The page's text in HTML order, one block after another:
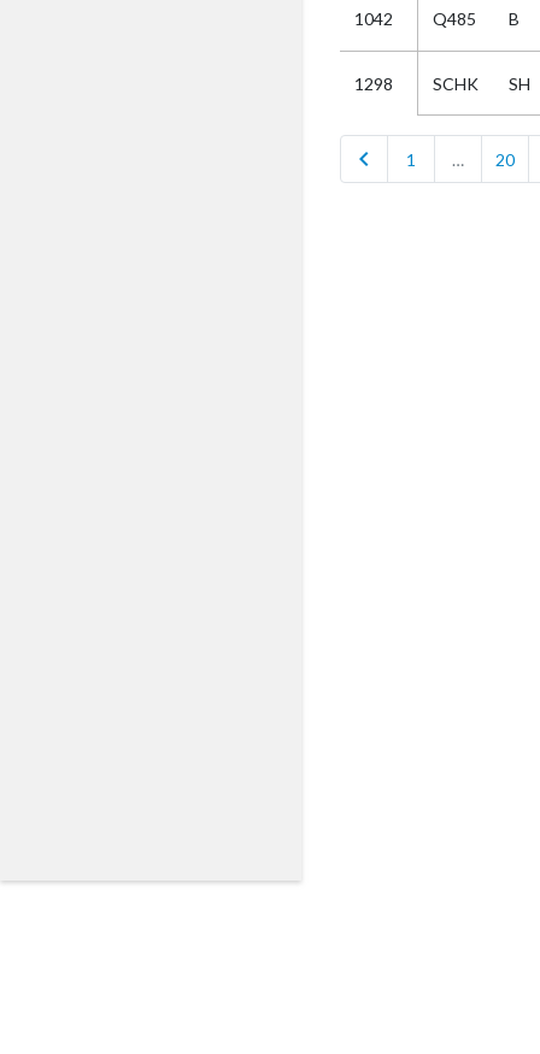
1042 Q485 B
1298 SCHK SH
chevron_left 1 … 20